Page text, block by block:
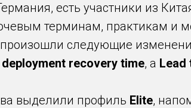
есть участники из
терминам, практикам и
следующие
deployment recovery time, а Lead
выделили профиль Elite,